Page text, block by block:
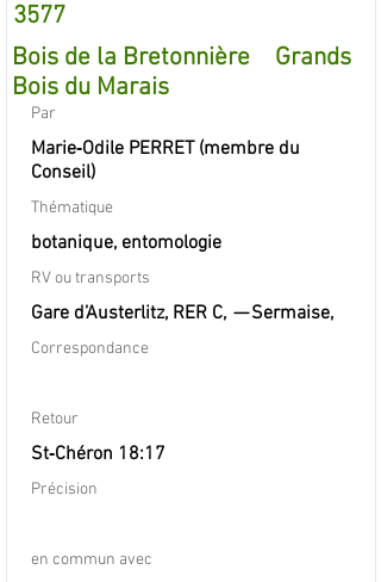
3577
Bois de la Bretonnière Grands
Bois du Marais
Par
Marie‐Odile PERRET (membre du
Conseil)
Thématique
botanique, entomologie
RV ou transports
Gare d’Austerlitz, RER C, — Sermaise,
Correspondance
Retour
St‐Chéron 18:17
Précision
en commun avec